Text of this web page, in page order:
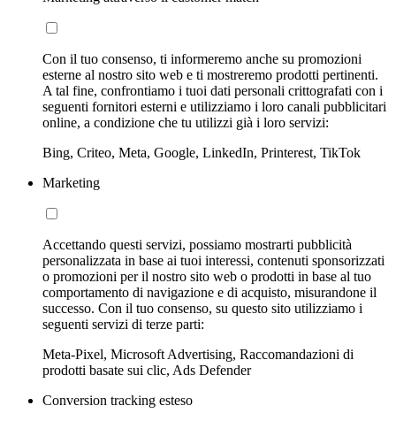
Con il tuo consenso, ti informeremo anche su promozioni
esterne al nostro sito web e ti mostreremo prodotti pertinenti.
A tal fine, confrontiamo i tuoi dati personali crittografati con i
seguenti fornitori esterni e utilizziamo i loro canali pubblicitari
online, a condizione che tu utilizzi già i loro servizi:
Bing, Criteo, Meta, Google, LinkedIn, Printerest, TikTok
Marketing
Accettando questi servizi, possiamo mostrarti pubblicità
personalizzata in base ai tuoi interessi, contenuti sponsorizzati
o promozioni per il nostro sito web o prodotti in base al tuo
comportamento di navigazione e di acquisto, misurandone il
successo. Con il tuo consenso, su questo sito utilizziamo i
seguenti servizi di terze parti:
Meta-Pixel, Microsoft Advertising, Raccomandazioni di
prodotti basate sui clic, Ads Defender
Conversion tracking esteso